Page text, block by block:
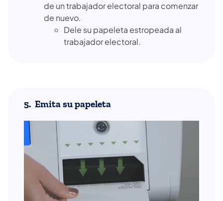
de un trabajador electoral para comenzar
de nuevo.
Dele su papeleta estropeada al
trabajador electoral.
5. Emita su papeleta